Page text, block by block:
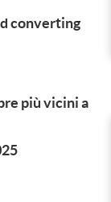
converting
più vicini a